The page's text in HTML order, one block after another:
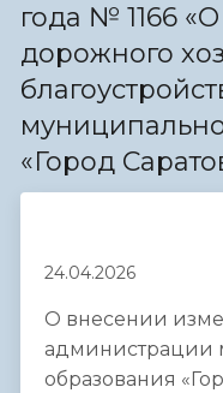
года № 1166
дорожного
«Город
24.04.2026
О внесении
администрации
образования